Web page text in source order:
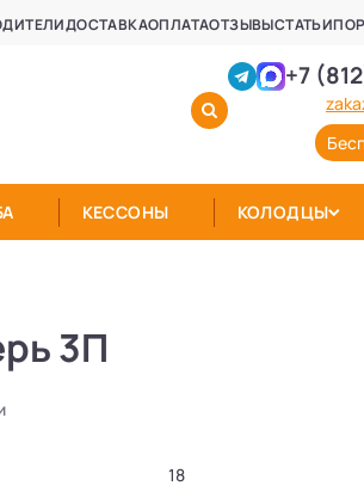
ДОСТАВКАОПЛАТАОТЗЫВЫСТАТЬИ
+7
КЕССОНЫ КОЛОДЦЫ
3П
18